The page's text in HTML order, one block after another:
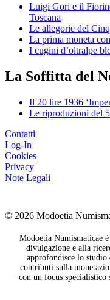
Luigi Gori e il
Toscana
Le allegorie del
La prima moneta
I cugini d’oltralpe
La Soffitta del
Il 20 lire 1936
Le riproduzioni del
Contatti
Log-In
Cookies
Privacy
Note Legali
© 2026 Modoetia
Modoetia Numismaticae
divulgazione e alla
approfondisce lo
contributi sulla
con un focus specialistico